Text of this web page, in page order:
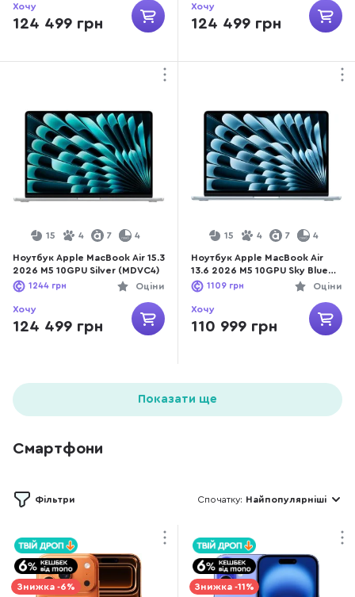
Хочу
124 499 грн
Хочу
124 499 грн
15 4 7 4
Ноутбук Apple MacBook Air 15.3
2026 M5 10GPU Silver (MDVC4)
Оціни
1244 грн
Хочу
124 499 грн
15 4 7 4
Ноутбук Apple MacBook Air
13.6 2026 M5 10GPU Sky Blue
(MDHK4)
Оціни
1109 грн
Хочу
110 999 грн
Показати ще
Смартфони
Фільтри Спочатку: Найпопулярніші
Знижка -6% Знижка -11%